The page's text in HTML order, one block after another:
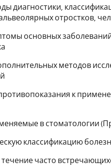
диагностики,
отростков,
основных
методов
к
в стоматологии
классификацию
часто